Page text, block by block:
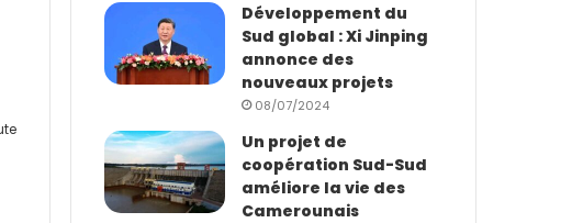
Développement du
Sud global : Xi Jinping
annonce des
nouveaux projets
08/07/2024
Un projet de
coopération Sud-Sud
améliore la vie des
Camerounais